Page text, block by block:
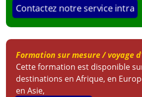
Contactez notre service intra
Formation sur mesure / voyage
Cette formation est disponible
destinations en Afrique, en
en Asie,